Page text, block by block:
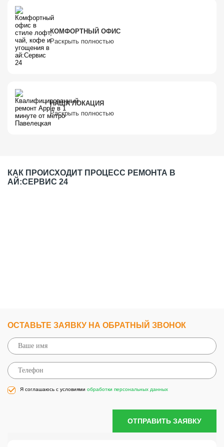
КОМФОРТНЫЙ ОФИС
Раскрыть полностью
НАША ЛОКАЦИЯ
Раскрыть полностью
КАК ПРОИСХОДИТ ПРОЦЕСС РЕМОНТА В
АЙ:СЕРВИС 24
ОСТАВЬТЕ ЗАЯВКУ НА ОБРАТНЫЙ ЗВОНОК
Я соглашаюсь с условиями обработки персональных данных
ОТПРАВИТЬ ЗАЯВКУ